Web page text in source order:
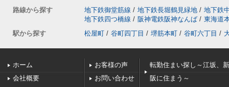
路線から探す
地下鉄御堂筋線 / 地下鉄長堀鶴見緑地 / 地下鉄
地下鉄四つ橋線 / 阪神電鉄阪神なんば / 東海道
駅から探す
松屋町 / 谷町四丁目 / 堺筋本町 / 谷町六丁目 /
ホーム
会社概要
お客様の声
お問い合わせ
転勤住まい探し～江坂、
阪に住まう～